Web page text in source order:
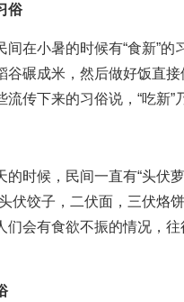
俗
小暑的时候有“食新”的
谷碾成米，然后做好饭直
流传下来的习俗说，“吃新”
候，民间一直有“头伏萝
伏饺子，二伏面，三伏烙
们会有食欲不振的情况，